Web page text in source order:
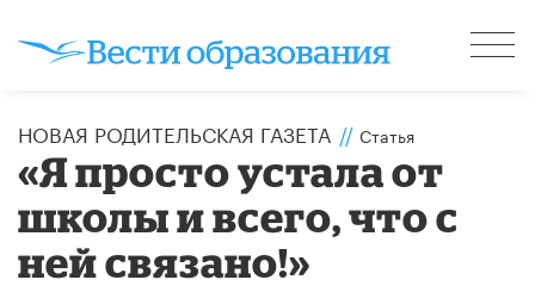
НОВАЯ РОДИТЕЛЬСКАЯ ГАЗЕТА // Статья
«Я просто устала от
школы и всего, что с
ней связано!»